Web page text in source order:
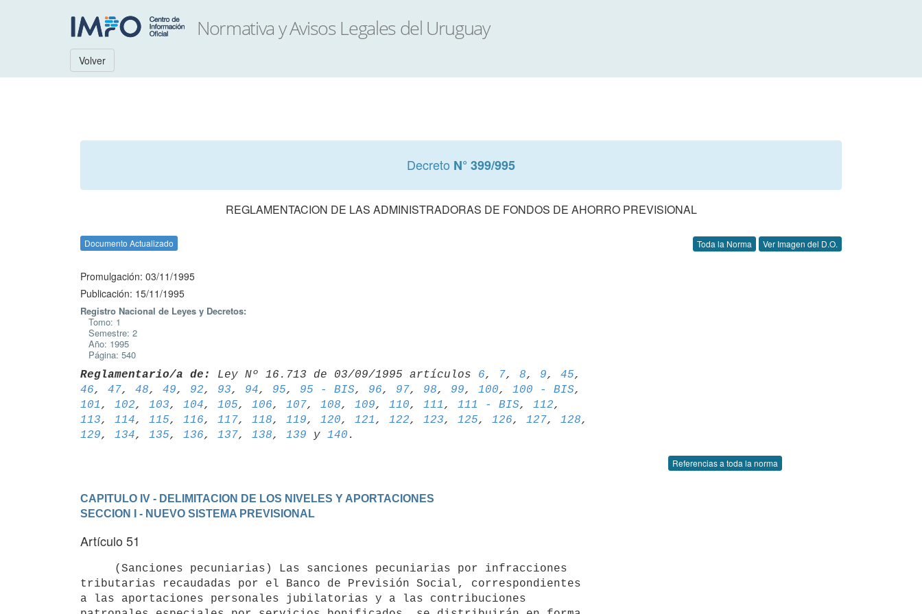
Volver
Decreto N° 399/995
REGLAMENTACION DE LAS ADMINISTRADORAS DE FONDOS DE AHORRO PREVISIONAL
Documento Actualizado Toda la Norma Ver Imagen del D.O.
Promulgación: 03/11/1995
Publicación: 15/11/1995
Registro Nacional de Leyes y Decretos:
Tomo: 1
Semestre: 2
Año: 1995
Página: 540
Reglamentario/a de: Ley Nº 16.713 de 03/09/1995 artículos 6, 7, 8, 9, 45
46, 47, 48, 49, 92, 93, 94, 95, 95 - BIS, 96, 97, 98, 99, 100, 100 - BIS
101 , 102, 103, 104, 105, 106, 107, 108, 109, 110, 111 , 111 - BIS, 112,
113, 114, 115, 116, 117, 118, 119, 120, 121 , 122, 123, 125, 126, 127, 128
129, 134, 135, 136, 137, 138, 139 y 140
Referencias a toda la norma
CAPITULO IV - DELIMITACION DE LOS NIVELES Y APORTACIONES
SECCION I - NUEVO SISTEMA PREVISIONAL
Artículo 51
tributarias recaudadas por el Banco de Previsión Social, correspondientes
a las aportaciones personales jubilatorias y a las contribuciones